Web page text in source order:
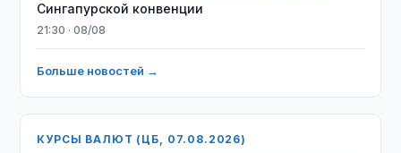
Сингапурской конвенции
21:30 · 08/08
Больше новостей →
КУРСЫ ВАЛЮТ (ЦБ, 07.08.2026)